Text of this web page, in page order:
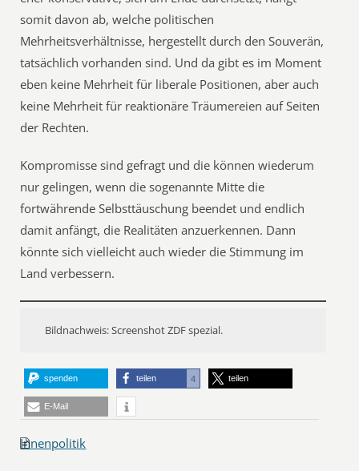
somit davon ab, welche politischen
Mehrheitsverhältnisse, hergestellt durch den Souverän,
tatsächlich vorhanden sind. Und da gibt es im Moment
eben keine Mehrheit für liberale Positionen, aber auch
keine Mehrheit für reaktionäre Träumereien auf Seiten
der Rechten.
Kompromisse sind gefragt und die können wiederum
nur gelingen, wenn die sogenannte Mitte die
fortwährende Selbsttäuschung beendet und endlich
damit anfängt, die Realitäten anzuerkennen. Dann
könnte sich vielleicht auch wieder die Stimmung im
Land verbessern.
Bildnachweis: Screenshot ZDF spezial.
spenden teilen 4 teilen
E-Mail
Innenpolitik